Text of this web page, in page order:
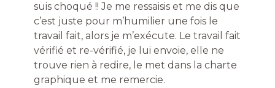
suis choqué !! Je me ressaisis et me dis que
c’est juste pour m’humilier une fois le
travail fait, alors je m’exécute. Le travail fait
vérifié et re-vérifié, je lui envoie, elle ne
trouve rien à redire, le met dans la charte
graphique et me remercie.